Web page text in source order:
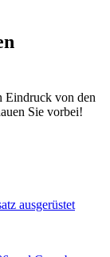
Eindruck von den
Sie vorbei!
ausgerüstet